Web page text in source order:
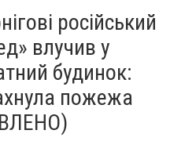
російський
влучив у
будинок:
пожежа